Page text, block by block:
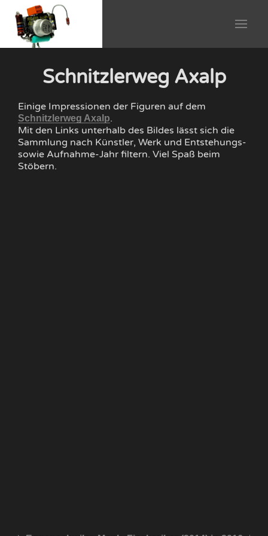
Schnitzlerweg Axalp
Einige Impressionen der Figuren auf dem
Schnitzlerweg Axalp.
Mit den Links unterhalb des Bildes lässt sich die
Sammlung nach Künstler, Werk und Entstehungs-
sowie Aufnahme-Jahr filtern. Viel Spaß beim
Stöbern.